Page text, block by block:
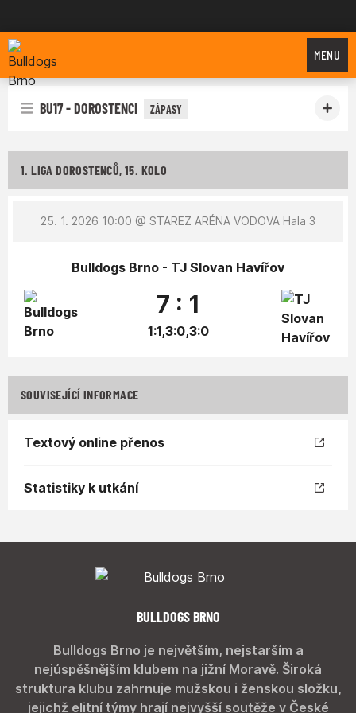
Bulldogs Brno
MENU
BU17 - DOROSTENCI ZÁPASY
1. LIGA DOROSTENCŮ, 15. KOLO
25. 1. 2026 10:00 @ STAREZ ARÉNA VODOVA Hala 3
Bulldogs Brno - TJ Slovan Havířov
7 : 1
1:1,3:0,3:0
SOUVISEJÍCÍ INFORMACE
Textový online přenos
Statistiky k utkání
BULLDOGS BRNO
Bulldogs Brno je největším, nejstarším a
nejúspěšnějším klubem na jižní Moravě. Široká
struktura klubu zahrnuje mužskou i ženskou složku,
jejichž elitní týmy hrají nejvyšší soutěže v České